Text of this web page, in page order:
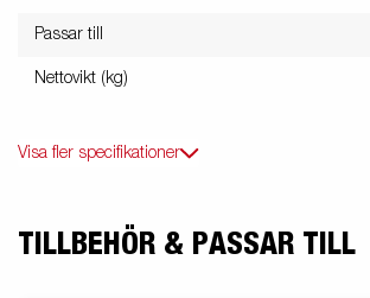
Passar till
Nettovikt (kg)
Visa fler specifikationer
TILLBEHÖR & PASSAR TILL